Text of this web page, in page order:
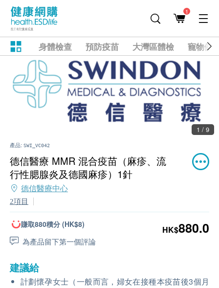
1
身體檢查 預防疫苗 大灣區體檢 寵物健
1 / 9
產品: SWI_VC042
德信醫療 MMR 混合疫苗（麻疹、流
行性腮腺炎及德國麻疹）1針
德信醫療中心
2項目
賺取880積分 (HK$8)
為產品留下第一個評論
HK$880.0
建議給
計劃懷孕女士（一般而言，婦女在接種本疫苗後3個月